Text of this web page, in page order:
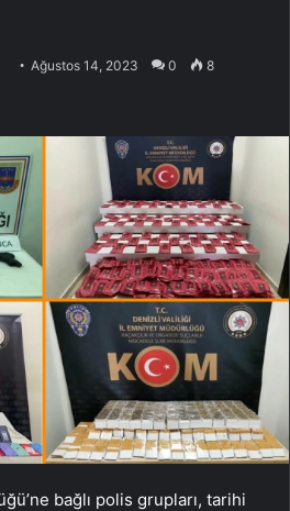
Ağustos 14, 2023 0 8
bağlı polis grupları, tarihi